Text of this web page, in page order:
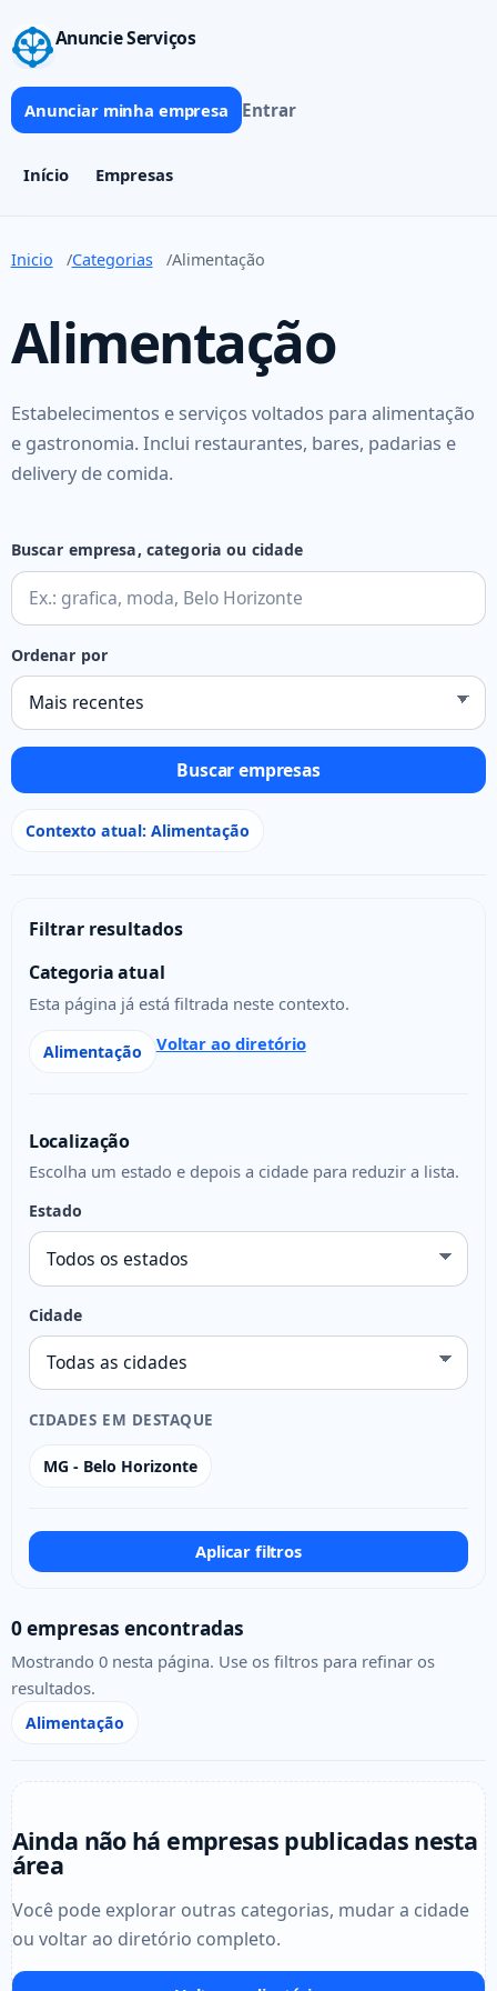
Anuncie Serviços
Início Empresas
Anunciar minha empresa Entrar
Inicio Categorias Alimentação
Alimentação
Estabelecimentos e serviços voltados para alimentação
e gastronomia. Inclui restaurantes, bares, padarias e
delivery de comida.
Buscar empresa, categoria ou cidade
Ordenar por
Buscar empresas
Contexto atual: Alimentação
Filtrar resultados
Categoria atual
Esta página já está filtrada neste contexto.
Alimentação Voltar ao diretório
Localização
Escolha um estado e depois a cidade para reduzir a lista.
Estado
Cidade
CIDADES EM DESTAQUE
MG - Belo Horizonte
Aplicar filtros
0 empresas encontradas
Mostrando 0 nesta página. Use os filtros para refinar os
resultados.
Alimentação
Ainda não há empresas publicadas nesta
área
Você pode explorar outras categorias, mudar a cidade
ou voltar ao diretório completo.